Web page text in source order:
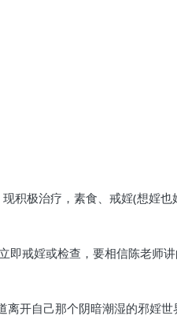
积极治疗，素食、戒婬(想婬
戒婬或检查，要相信陈老师
开自己那个阴暗潮湿的邪婬